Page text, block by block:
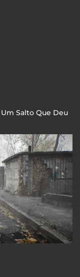
Salto Que Deu